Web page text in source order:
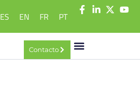
ES EN FR PT
Contacto